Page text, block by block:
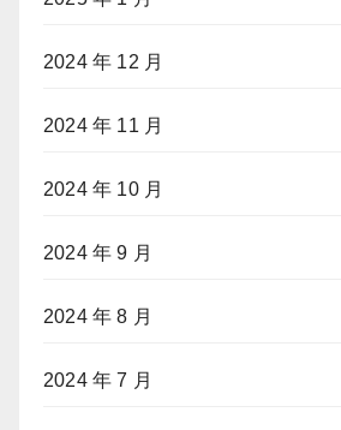
2024 年 12 月
2024 年 11 月
2024 年 10 月
2024 年 9 月
2024 年 8 月
2024 年 7 月